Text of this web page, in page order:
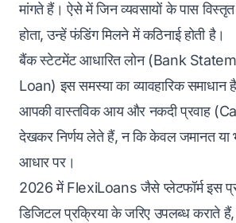
मांगते हैं। ऐसे में जिन व्यवसायों के पास विस्तृत
होता, उन्हें फंडिंग मिलने में कठिनाई होती है।
बैंक स्टेटमेंट आधारित लोन (Bank
Loan) इस समस्या का व्यावहारिक समाधान
आपकी वास्तविक आय और नकदी प्रवाह
देखकर निर्णय लेते हैं, न कि केवल जमानत या
आधार पर।
2026 में FlexiLoans जैसे प्लेटफॉर्म इस
डिजिटल प्रक्रिया के जरिए उपलब्ध कराते